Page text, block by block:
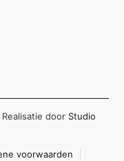
Realisatie door Studio
voorwaarden